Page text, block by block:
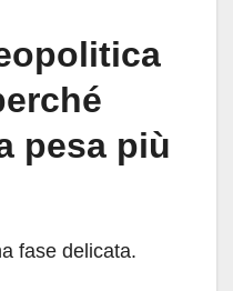
pesa più
fase delicata.